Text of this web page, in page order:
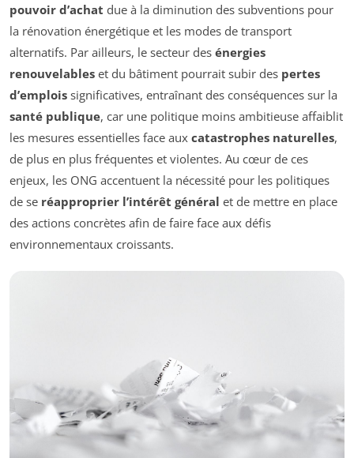
pouvoir d’achat due à la diminution des subventions pour
la rénovation énergétique et les modes de transport
alternatifs. Par ailleurs, le secteur des énergies
renouvelables et du bâtiment pourrait subir des pertes
d’emplois significatives, entraînant des conséquences sur la
santé publique, car une politique moins ambitieuse affaiblit
les mesures essentielles face aux catastrophes naturelles,
de plus en plus fréquentes et violentes. Au cœur de ces
enjeux, les ONG accentuent la nécessité pour les politiques
de se réapproprier l’intérêt général et de mettre en place
des actions concrètes afin de faire face aux défis
environnementaux croissants.